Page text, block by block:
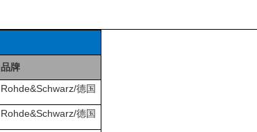
品牌
Rohde&Schwarz/德国
Rohde&Schwarz/德国